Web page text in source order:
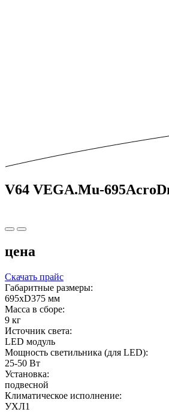
V64 VEGA.Mu-
цена
Скачать прайс
Габаритные размеры:
695xD375 мм
Масса в сборе:
9 кг
Источник света:
LED модуль
Мощность светильника (для LED):
25-50 Вт
Установка:
подвесной
Климатическое исполнение:
УХЛ1